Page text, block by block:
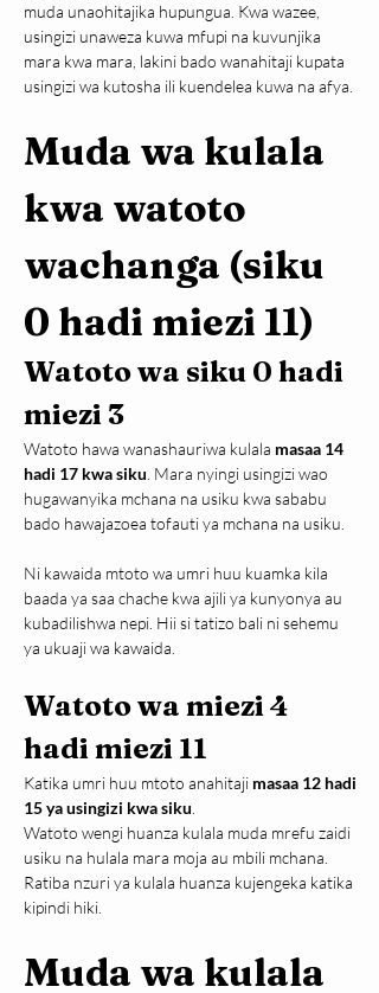
muda unaohitajika hupungua. Kwa wazee,
usingizi unaweza kuwa mfupi na kuvunjika
mara kwa mara, lakini bado wanahitaji kupata
usingizi wa kutosha ili kuendelea kuwa na afya.
Muda wa kulala
kwa watoto
wachanga (siku
0 hadi miezi 11)
Watoto wa siku 0 hadi
miezi 3
Watoto hawa wanashauriwa kulala masaa 14
hadi 17 kwa siku . Mara nyingi usingizi wao
hugawanyika mchana na usiku kwa sababu
bado hawajazoea tofauti ya mchana na usiku.
Ni kawaida mtoto wa umri huu kuamka kila
baada ya saa chache kwa ajili ya kunyonya au
kubadilishwa nepi. Hii si tatizo bali ni sehemu
ya ukuaji wa kawaida.
Watoto wa miezi 4
hadi miezi 11
Katika umri huu mtoto anahitaji masaa 12 hadi
15 ya usingizi kwa siku
Watoto wengi huanza kulala muda mrefu zaidi
usiku na hulala mara moja au mbili mchana.
Ratiba nzuri ya kulala huanza kujengeka katika
kipindi hiki.
Muda wa kulala